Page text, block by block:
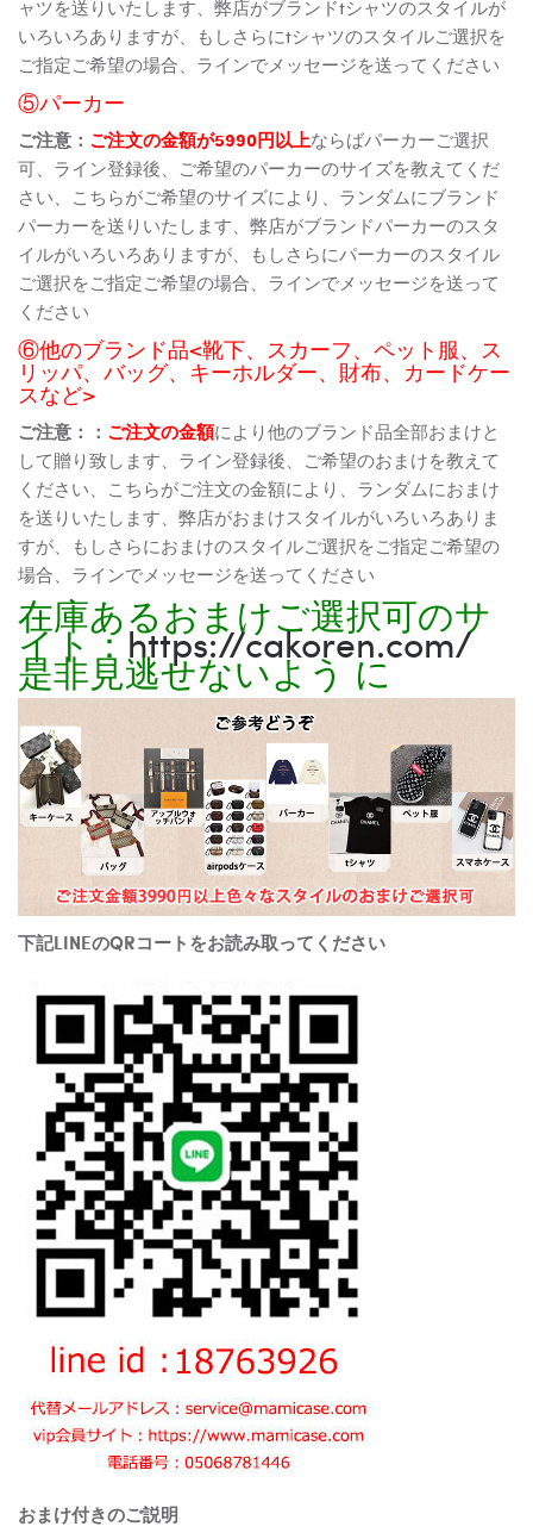
ャツを送りいたします、弊店がブランドtシャツのスタイルが
いろいろありますが、もしさらにtシャツのスタイルご選択を
ご指定ご希望の場合、ラインでメッセージを送ってください
⑤パーカー
ご注意： ご注文の金額が5990円以上ならばパーカーご選択
可、ライン登録後、ご希望のパーカーのサイズを教えてくだ
さい、こちらがご希望のサイズにより、ランダムにブランド
パーカーを送りいたします、弊店がブランドパーカーのスタ
イルがいろいろありますが、もしさらにパーカーのスタイル
ご選択をご指定ご希望の場合、ラインでメッセージを送って
ください
⑥他のブランド品<靴下、スカーフ、ペット服、ス
リッパ、バッグ、キーホルダー、財布、カードケー
スなど>
ご注意：： ご注文の金額により他のブランド品全部おまけと
して贈り致します、ライン登録後、ご希望のおまけを教えて
ください、こちらがご注文の金額により、ランダムにおまけ
を送りいたします、弊店がおまけスタイルがいろいろありま
すが、もしさらにおまけのスタイルご選択をご指定ご希望の
場合、ラインでメッセージを送ってください
在庫あるおまけご選択可のサ
イト：https://cakoren.com/
是非見逃せないよう に
下記LINEのQRコートをお読み取ってください
おまけ付きのご説明